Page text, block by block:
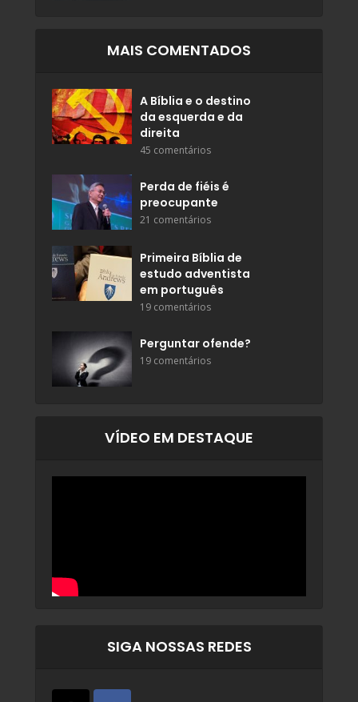
MAIS COMENTADOS
A Bíblia e o destino
da esquerda e da
direita
45 comentários
Perda de fiéis é
preocupante
21 comentários
Primeira Bíblia de
estudo adventista
em português
19 comentários
Perguntar ofende?
19 comentários
VÍDEO EM DESTAQUE
SIGA NOSSAS REDES